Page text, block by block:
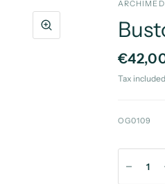
Tax
OG0109